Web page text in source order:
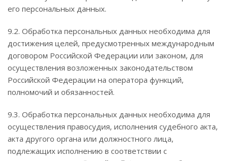
его персональных данных.
9.2. Обработка персональных данных необходима для
достижения целей, предусмотренных международным
договором Российской Федерации или законом, для
осуществления возложенных законодательством
Российской Федерации на оператора функций,
полномочий и обязанностей.
9.3. Обработка персональных данных необходима для
осуществления правосудия, исполнения судебного акта,
акта другого органа или должностного лица,
подлежащих исполнению в соответствии с